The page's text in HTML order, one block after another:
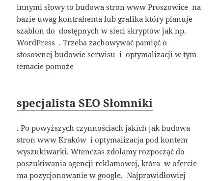
innymi słowy to budowa stron www Proszowice na
bazie uwag kontrahenta lub grafika który planuje
szablon do dostępnych w sieci skryptów jak np.
WordPress . Trzeba zachowywać pamięć o
stosownej budowie serwisu i optymalizacji w tym
temacie pomoże
specjalista SEO Słomniki
. Po powyższych czynnościach jakich jak budowa
stron www Kraków i optymalizacja pod kontem
wyszukiwarki. Wtenczas zdołamy rozpocząć do
poszukiwania agencji reklamowej, która w ofercie
ma pozycjonowanie w google. Najprawidłowiej